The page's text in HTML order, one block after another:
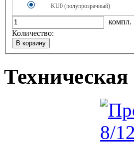
KU0 (полупрозрачный)
компл.
Количество: